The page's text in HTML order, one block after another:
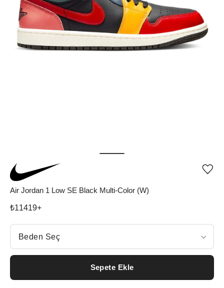
Air Jordan 1 Low SE Black Multi-Color (W)
₺11419+
Beden Seç
Beden Seç
Sepete Ekle